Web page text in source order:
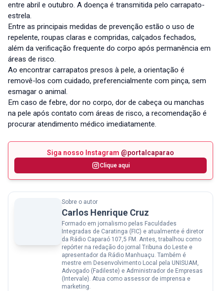
entre abril e outubro. A doença é transmitida pelo carrapato-
estrela.
Entre as principais medidas de prevenção estão o uso de
repelente, roupas claras e compridas, calçados fechados,
além da verificação frequente do corpo após permanência em
áreas de risco.
Ao encontrar carrapatos presos à pele, a orientação é
removê-los com cuidado, preferencialmente com pinça, sem
esmagar o animal.
Em caso de febre, dor no corpo, dor de cabeça ou manchas
na pele após contato com áreas de risco, a recomendação é
procurar atendimento médico imediatamente.
Siga nosso Instagram @portalcaparao
Clique aqui
Sobre o autor
Carlos Henrique Cruz
Formado em jornalismo pelas Faculdades
Integradas de Caratinga (FIC) e atualmente é diretor
da Rádio Caparaó 107,5 FM. Antes, trabalhou como
repórter na redação do jornal Tribuna do Leste e
apresentador da Rádio Manhuaçu. Também é
mestre em Desenvolvimento Local pela UNISUAM,
Advogado (Fadileste) e Administrador de Empresas
(Intervale). Atua como assessor de imprensa e
marketing.